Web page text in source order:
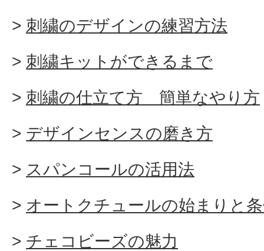
刺繍のデザインの練習方法
刺繍キットができるまで
刺繍の仕立て方 簡単なやり方
デザインセンスの磨き方
スパンコールの活用法
オートクチュールの始まりと
チェコビーズの魅力